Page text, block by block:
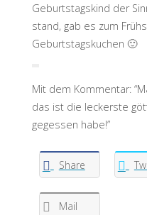
Geburtstagskind der
stand, gab es zum
Geburtstagskuchen 🙂
Mit dem Kommentar:
das ist die leckerste
gegessen habe!”
Share
Mail